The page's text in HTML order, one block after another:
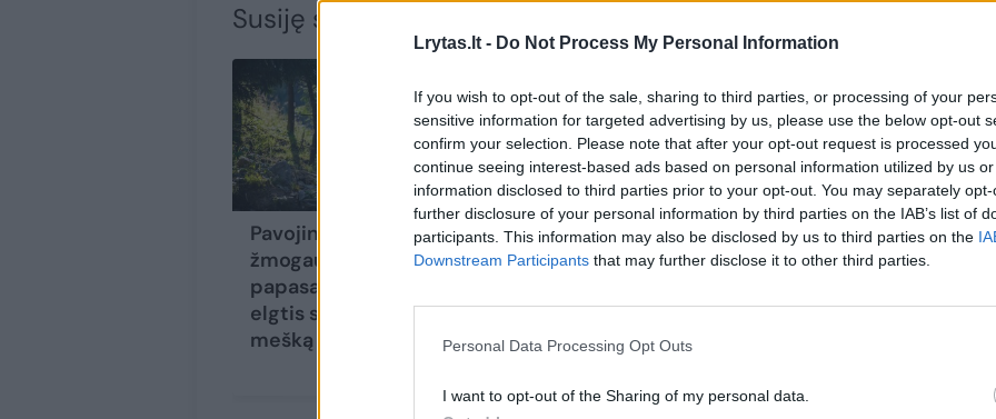
Lrytas.lt - Do Not Process My Personal Information
If you wish to opt-out of the sale, sharing to third parties, or processing of your
sensitive information for targeted advertising by us, please use the below opt-out
confirm your selection. Please note that after your opt-out request is processed
continue seeing interest-based ads based on personal information utilized by us
information disclosed to third parties prior to your opt-out. You may separately
further disclosure of your personal information by third parties on the IAB’s list of
participants. This information may also be disclosed by us to third parties on the
Downstream Participants that may further disclose it to other third parties.
Personal Data Processing Opt Outs
I want to opt-out of the Sharing of my personal data.
Susiję straipsniai
Pavojingos, nors
žmogaus vengia:
papasakojo, kaip
elgtis sutikus
mešką
Dar viena
lepečkojė: laukais
mešką užfiksavo
vidury dienos(2)
Kupiškio r. ant
bėgių rastas
numuštas lokys